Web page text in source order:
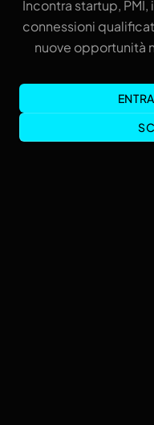
Incontra startup,
connessioni
nuove opportunità